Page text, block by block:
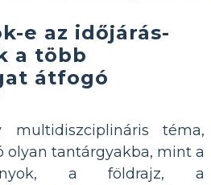
e az időjárás-
a több
átfogó
multidiszciplináris téma,
olyan tantárgyakba, mint a
a földrajz, a